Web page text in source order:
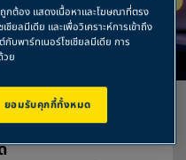
ยเอ็ด
ถูกต้อง แสดงเนื้อหาและโฆษณาที่ตรง
ยลมีเดีย และเพื่อวิเคราะห์การเข้าถึง
กับพาร์ทเนอร์โซเชียลมีเดีย การ
วย
ยอมรับคุกกี้ทั้งหมด